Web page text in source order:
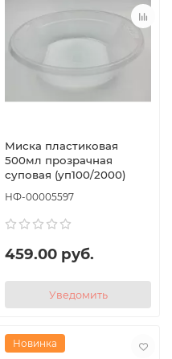
Миска пластиковая
500мл прозрачная
суповая (уп100/2000)
НФ-00005597
459.00 руб.
Уведомить
Новинка